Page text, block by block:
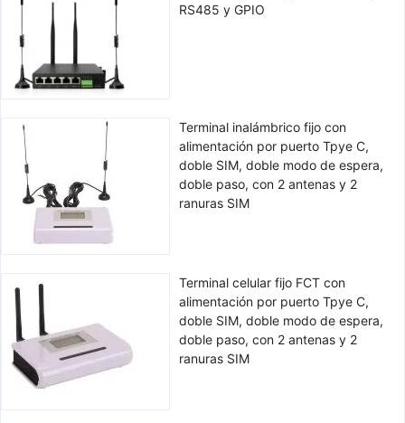
RS485 y GPIO
Terminal inalámbrico fijo con
alimentación por puerto Tpye C,
doble SIM, doble modo de espera,
doble paso, con 2 antenas y 2
ranuras SIM
Terminal celular fijo FCT con
alimentación por puerto Tpye C,
doble SIM, doble modo de espera,
doble paso, con 2 antenas y 2
ranuras SIM